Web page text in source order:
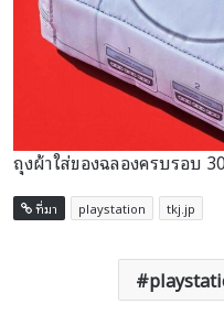
ถุงผ้าใส่ของฉลองครบรอบ
ที่มา playstation tkj.jp